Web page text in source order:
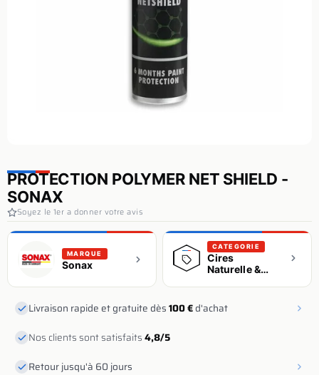
PROTECTION POLYMER NET SHIELD -
SONAX
Soyez le 1er a donner votre avis
MARQUE
Sonax
CATEGORIE
Cires
Naturelle &
Livraison rapide et gratuite dès100 €d'achat
Nos clients sont satisfaits4,8/5
Retour jusqu'à 60 jours